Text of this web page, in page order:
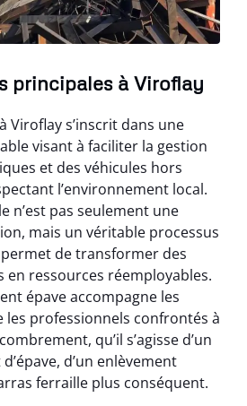
principales à Viroflay
Viroflay s’inscrit dans une
visant à faciliter la gestion
et des véhicules hors
l’environnement local.
n’est pas seulement une
mais un véritable processus
de transformer des
en ressources réemployables.
épave accompagne les
professionnels confrontés à
qu’il s’agisse d’un
d’un enlèvement
ferraille plus conséquent.